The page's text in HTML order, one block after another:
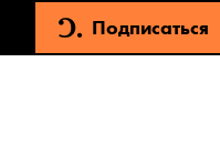
Подписаться